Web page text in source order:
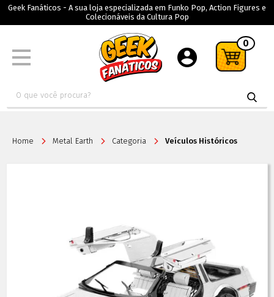
Geek Fanáticos - A sua loja especializada em Funko Pop, Action Figures e
Colecionáveis da Cultura Pop
0
Home Metal Earth Categoria Veículos Históricos